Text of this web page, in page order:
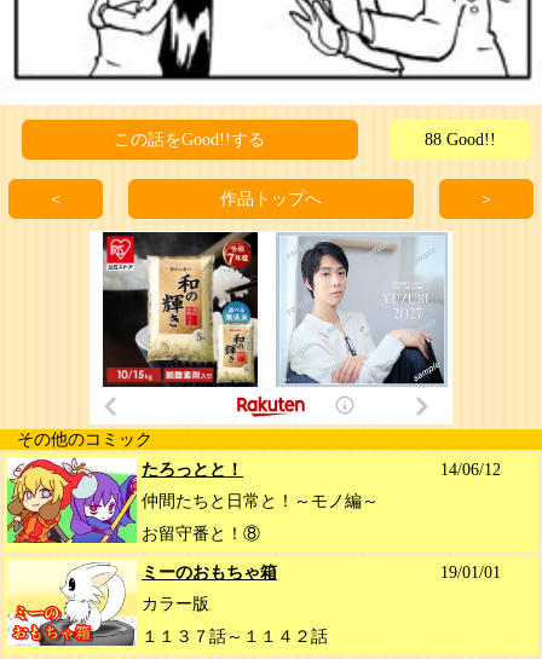
この話をGood!!する 88 Good!!
＜ 作品トップへ ＞
その他のコミック
たろっとと！
14/06/12
仲間たちと日常と！～モノ編～
お留守番と！⑧
ミーのおもちゃ箱
19/01/01
カラー版
１１３７話～１１４２話